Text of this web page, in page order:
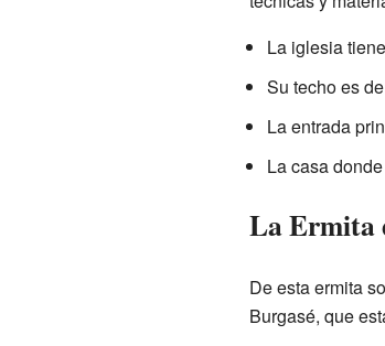
La iglesia
Su techo es
La entrada
La casa
La Ermita
De esta ermita
Burgasé, que